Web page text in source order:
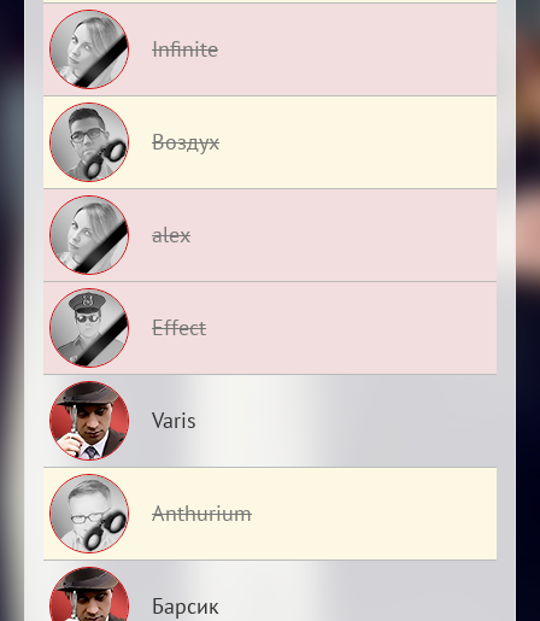
Infinite
Воздух
alex
Effect
Varis
Anthurium
Барсик